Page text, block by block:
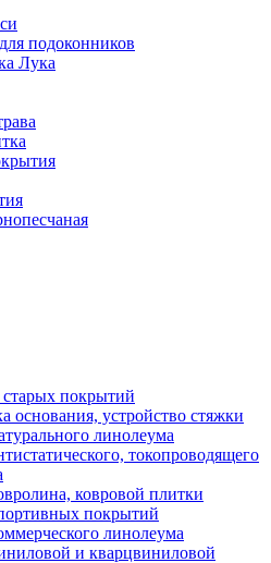
подоконников
Лука
покрытий
основания, устройство стяжки
линолеума
токопроводящего
ковровой плитки
покрытий
линолеума
и кварцвиниловой